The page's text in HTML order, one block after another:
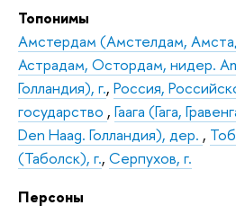
Топонимы
Амстердам (Амстелдам,
Астрадам, Остордам, нидер.
Голландия), г., Россия,
государство , Гаага (Гага,
Den Haag. Голландия), дер. ,
(Таболск), г., Серпухов, г.
Персоны